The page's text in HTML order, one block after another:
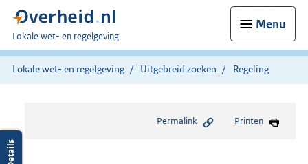
Menu
U
bent
hier:
Lokale wet- en regelgeving
Lokale wet- en regelgeving Uitgebreid zoeken Regeling
Permalink Printen